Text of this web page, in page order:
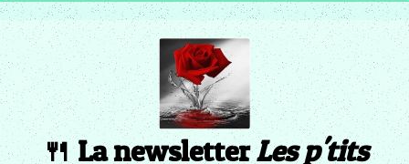
🍴 La newsletterLes p'tits